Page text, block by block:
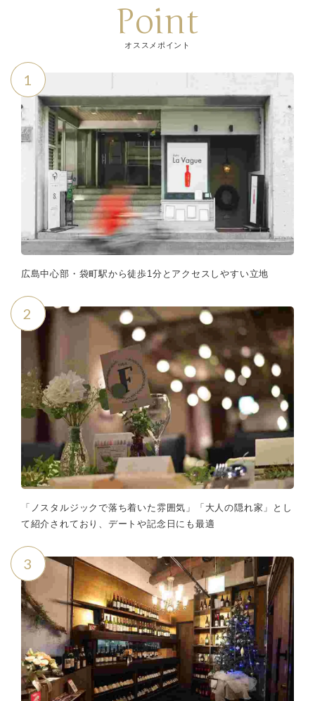
Point
オススメポイント
1
広島中心部・袋町駅から徒歩1分とアクセスしやすい立地
2
「ノスタルジックで落ち着いた雰囲気」「大人の隠れ家」とし
て紹介されており、デートや記念日にも最適
3